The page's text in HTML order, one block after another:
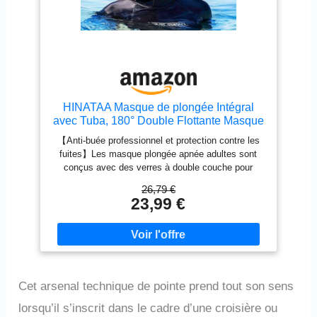
HINATAA Masque de plongée Intégral
avec Tuba, 180° Double Flottante Masque
Tuba Adulte Snorkeling Anti-buée Anti-
Fuite, Lunettes plongée apnée avec
Caméra Support Adulte Enfant (Noir
Violet, L/XL)
【Anti-buée professionnel et protection contre les
fuites】Les masque plongée apnée adultes sont
conçus avec des verres à double couche pour
afin de réduire le contact direct et de minimiser les
différences de température et de réduire la buée, et
notre masque plongée intégral est équipé de canaux
d'inspiration et d'expiration indépendants pour éviter
la buée. Le masque de snorkeling pour l'ensemble
empêche l'eau de pénétrer. Il en résulte un design
professionnel anti-buée et anti-fuite pour une
26,79 €
23,99 €
Cet arsenal technique de pointe prend tout son sens
lorsqu’il s’inscrit dans le cadre d’une croisière ou